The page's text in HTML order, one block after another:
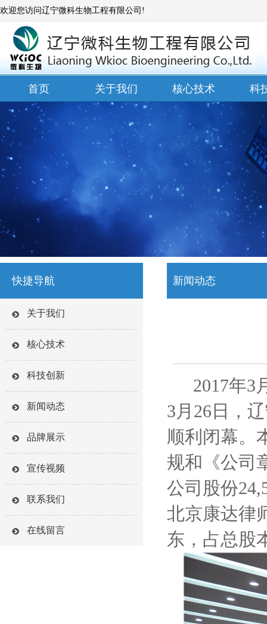
欢迎您访问辽宁微科生物工程有限公司!
首页 关于我们 核心技术 科
快捷导航
关于我们
核心技术
科技创新
新闻动态
品牌展示
宣传视频
联系我们
在线留言
新闻动态
2017年3
3月26 日，
顺利闭幕。
规和《公司
公司股份
北京康达律
东，占总股